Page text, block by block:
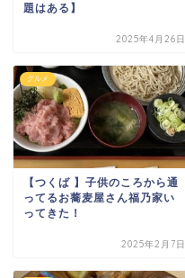
題はある】
2025年4月26日
グルメ
【つくば 】子供のころから通
ってるお蕎麦屋さん福乃家い
ってきた！
2025年2月7日